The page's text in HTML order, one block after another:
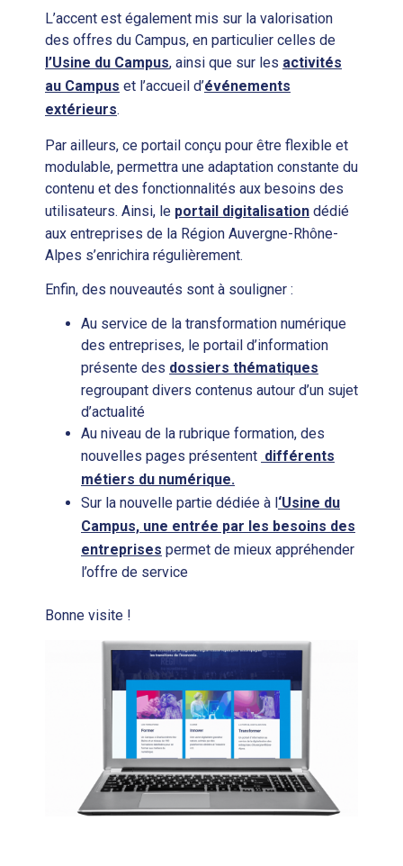
L’accent est également mis sur la valorisation
des offres du Campus, en particulier celles de
l’Usine du Campus, ainsi que sur les activités
au Campus et l’accueil d’événements
extérieurs.
Par ailleurs, ce portail conçu pour être flexible et
modulable, permettra une adaptation constante du
contenu et des fonctionnalités aux besoins des
utilisateurs. Ainsi, le portail digitalisation dédié
aux entreprises de la Région Auvergne-Rhône-
Alpes s’enrichira régulièrement.
Enfin, des nouveautés sont à souligner :
Au service de la transformation numérique
des entreprises, le portail d’information
présente des dossiers thématiques
regroupant divers contenus autour d’un sujet
d’actualité
Au niveau de la rubrique formation, des
nouvelles pages présentent différents
métiers du numérique.
Sur la nouvelle partie dédiée à l ‘Usine du
Campus, une entrée par les besoins des
entreprises permet de mieux appréhender
l’offre de service
Bonne visite !